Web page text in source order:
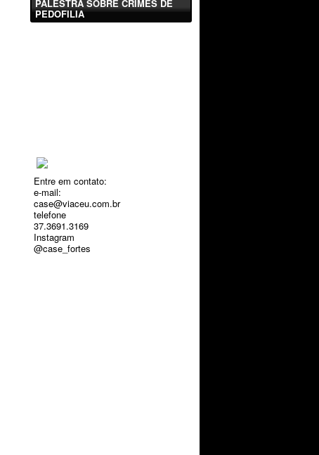
PALESTRA SOBRE CRIMES DE
PEDOFILIA
Entre em contato:
e-mail:
case@viaceu.com.br
telefone
37.3691.3169
Instagram
@case_fortes